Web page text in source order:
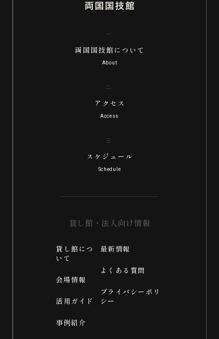
両国国技館について
アクセス
スケジュール
貸し館・法人向け情報
貸し館につ
いて
会場情報
活用ガイド
事例紹介
最新情報
よくある質問
プライバシーポリ
シー